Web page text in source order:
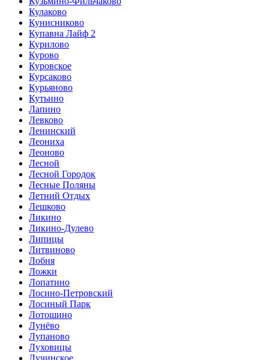
Кулаково
Кунисниково
Купавна Лайф 2
Курилово
Курово
Куровское
Курсаково
Курьяново
Кутьино
Лапино
Левково
Ленинский
Леониха
Леоново
Лесной
Лесной Городок
Лесные Поляны
Летний Отдых
Лешково
Ликино
Ликино-Дулево
Липицы
Литвиново
Лобня
Ложки
Лопатино
Лосино-Петровский
Лосиный Парк
Лотошино
Лунёво
Лупаново
Луховицы